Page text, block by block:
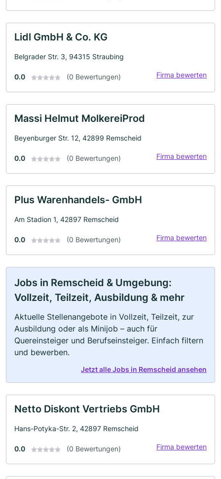
Lidl GmbH & Co. KG
Belgrader Str. 3, 94315 Straubing
0.0 (0 Bewertungen) Firma bewerten
Massi Helmut MolkereiProd
Beyenburger Str. 12, 42899 Remscheid
0.0 (0 Bewertungen) Firma bewerten
Plus Warenhandels- GmbH
Am Stadion 1, 42897 Remscheid
0.0 (0 Bewertungen) Firma bewerten
Jobs in Remscheid & Umgebung:
Vollzeit, Teilzeit, Ausbildung & mehr
Aktuelle Stellenangebote in Vollzeit, Teilzeit, zur
Ausbildung oder als Minijob – auch für
Quereinsteiger und Berufseinsteiger. Einfach filtern
und bewerben.
Jetzt alle Jobs in Remscheid ansehen
Netto Diskont Vertriebs GmbH
Hans-Potyka-Str. 2, 42897 Remscheid
0.0 (0 Bewertungen) Firma bewerten